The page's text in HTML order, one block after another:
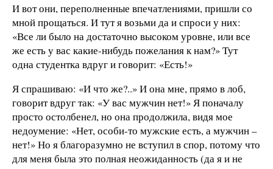
И вот они, переполненные впечатлениями, пришли со
мной прощаться. И тут я возьми да и спроси у них:
«Все ли было на достаточно высоком уровне, или все
же есть у вас какие-нибудь пожелания к нам?» Тут
одна студентка вдруг и говорит: «Есть!»
Я спрашиваю: «И что же?..» И она мне, прямо в лоб,
говорит вдруг так: «У вас мужчин нет!» Я поначалу
просто остолбенел, но она продолжила, видя мое
недоумение: «Нет, особи-то мужские есть, а мужчин –
нет!» Но я благоразумно не вступил в спор, потому что
для меня была это полная неожиданность (да я и не